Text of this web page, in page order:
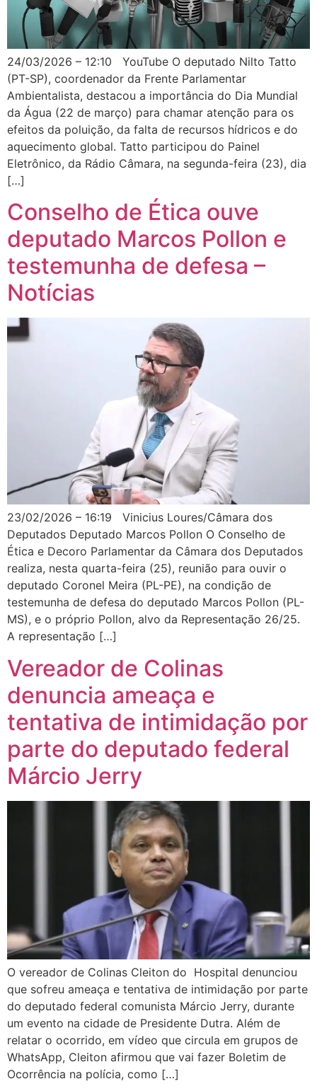
24/03/2026 – 12:10 YouTube O deputado Nilto Tatto
(PT-SP), coordenador da Frente Parlamentar
Ambientalista, destacou a importância do Dia Mundial
da Água (22 de março) para chamar atenção para os
efeitos da poluição, da falta de recursos hídricos e do
aquecimento global. Tatto participou do Painel
Eletrônico, da Rádio Câmara, na segunda-feira (23), dia
[…]
Conselho de Ética ouve
deputado Marcos Pollon e
testemunha de defesa –
Notícias
23/02/2026 – 16:19 Vinicius Loures/Câmara dos
Deputados Deputado Marcos Pollon O Conselho de
Ética e Decoro Parlamentar da Câmara dos Deputados
realiza, nesta quarta-feira (25), reunião para ouvir o
deputado Coronel Meira (PL-PE), na condição de
testemunha de defesa do deputado Marcos Pollon (PL-
MS), e o próprio Pollon, alvo da Representação 26/25.
A representação […]
Vereador de Colinas
denuncia ameaça e
tentativa de intimidação por
parte do deputado federal
Márcio Jerry
O vereador de Colinas Cleiton do Hospital denunciou
que sofreu ameaça e tentativa de intimidação por parte
do deputado federal comunista Márcio Jerry, durante
um evento na cidade de Presidente Dutra. Além de
relatar o ocorrido, em vídeo que circula em grupos de
WhatsApp, Cleiton afirmou que vai fazer Boletim de
Ocorrência na polícia, como […]